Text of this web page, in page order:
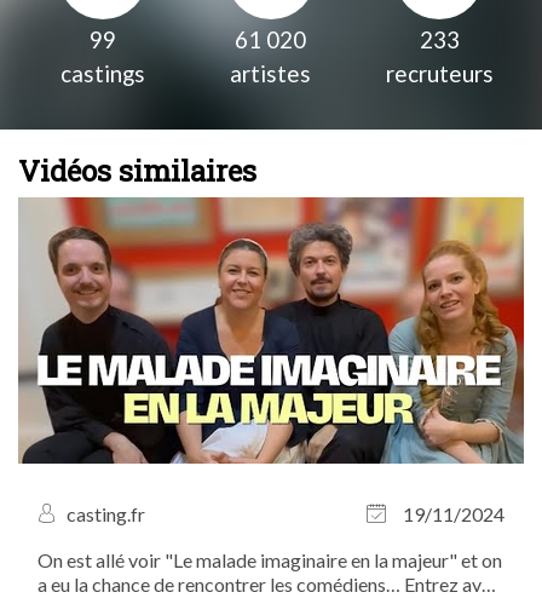
99
castings
61 020
artistes
233
recruteurs
Vidéos similaires
casting.fr
19/11/2024
On est allé voir "Le malade imaginaire en la majeur" et on
a eu la chance de rencontrer les comédiens… Entrez avec